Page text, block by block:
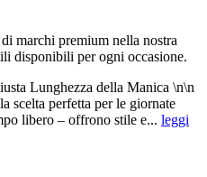
marchi premium nella nostra
disponibili per ogni occasione.
Lunghezza della Manica \n\n
scelta perfetta per le giornate
libero – offrono stile e... leggi